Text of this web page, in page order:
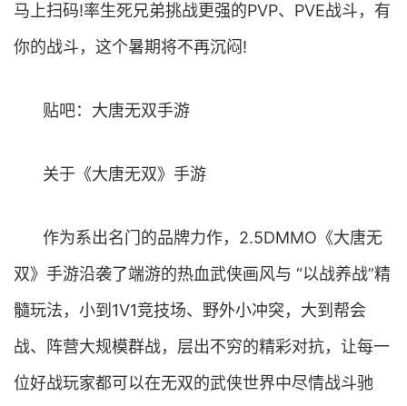
马上扫码!率生死兄弟挑战更强的PVP、PVE战斗，有
你的战斗，这个暑期将不再沉闷!
贴吧：大唐无双手游
关于《大唐无双》手游
作为系出名门的品牌力作，2.5DMMO《大唐无
双》手游沿袭了端游的热血武侠画风与 “以战养战”精
髓玩法，小到1V1竞技场、野外小冲突，大到帮会
战、阵营大规模群战，层出不穷的精彩对抗，让每一
位好战玩家都可以在无双的武侠世界中尽情战斗驰